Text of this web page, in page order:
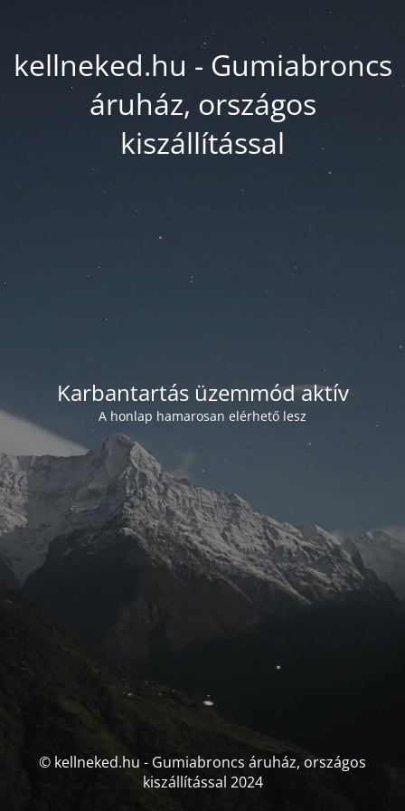
kellneked.hu - Gumiabroncs
áruház, országos
kiszállítással
Karbantartás üzemmód aktív
A honlap hamarosan elérhető lesz
© kellneked.hu - Gumiabroncs áruház, országos
kiszállítással 2024